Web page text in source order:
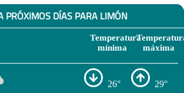
PRÓXIMOS DÍAS PARA LIMÓN
Temperatura
mínima
máxima
26° 29°